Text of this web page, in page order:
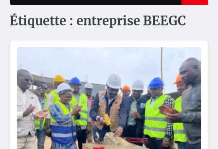
Étiquette : entreprise BEEGC